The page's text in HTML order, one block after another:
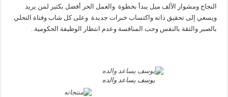
النجاح ومشوار الألف ميل يبدأ بخطوة والعمل الحر أفضل بكثير لمن يريد
ويسعي إلى تحقيق ذاته واكتساب خبرات جديدة وعلى كل شاب وفتاة التحلي
بالصبر والثقة بالنفس وحب المنافسة وعدم انتظار الوظيفة الحكومية .
يوسف يساعد والده